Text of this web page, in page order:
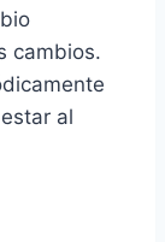
cambios.
al